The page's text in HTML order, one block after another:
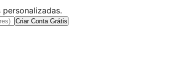
Criar Conta Grátis